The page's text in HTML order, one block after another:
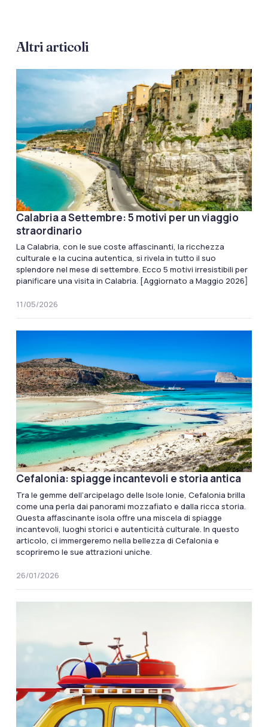
Altri articoli
Calabria a Settembre: 5 motivi per un viaggio
straordinario
La Calabria, con le sue coste affascinanti, la ricchezza
culturale e la cucina autentica, si rivela in tutto il suo
splendore nel mese di settembre. Ecco 5 motivi irresistibili per
pianificare una visita in Calabria. [Aggiornato a Maggio 2026]
11/05/2026
Cefalonia: spiagge incantevoli e storia antica
Tra le gemme dell’arcipelago delle Isole Ionie, Cefalonia brilla
come una perla dai panorami mozzafiato e dalla ricca storia.
Questa affascinante isola offre una miscela di spiagge
incantevoli, luoghi storici e autenticità culturale. In questo
articolo, ci immergeremo nella bellezza di Cefalonia e
scopriremo le sue attrazioni uniche.
26/01/2026